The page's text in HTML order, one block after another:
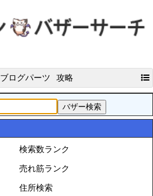
ブログパーツ 攻略
検索数ランク
売れ筋ランク
住所検索